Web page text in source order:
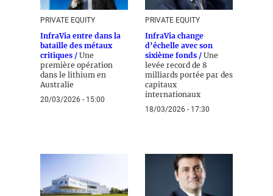
PRIVATE EQUITY
InfraVia entre dans la
bataille des métaux
critiques / Une
première opération
dans le lithium en
Australie
20/03/2026 - 15:00
PRIVATE EQUITY
InfraVia change
d’échelle avec son
sixième fonds / Une
levée record de 8
milliards portée par des
capitaux
internationaux
18/03/2026 - 17:30